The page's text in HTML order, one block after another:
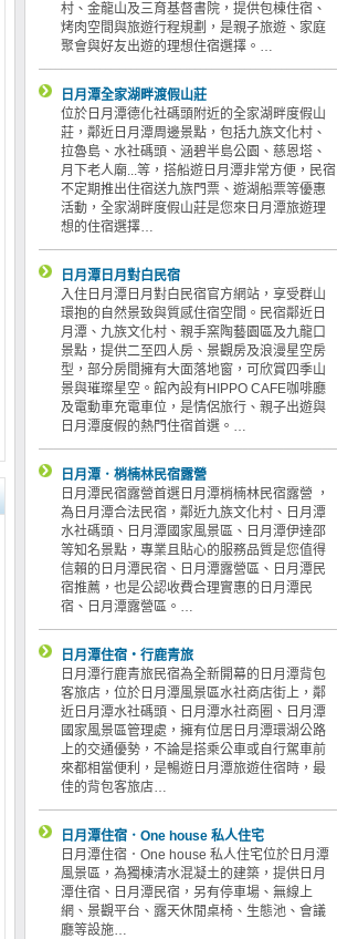
村、金龍山及三育基督書院，提供包棟住宿、
烤肉空間與旅遊行程規劃，是親子旅遊、家庭
聚會與好友出遊的理想住宿選擇。…
日月潭全家湖畔渡假山莊
位於日月潭德化社碼頭附近的全家湖畔度假山
莊，鄰近日月潭周邊景點，包括九族文化村、
拉魯島、水社碼頭、涵碧半島公園、慈恩塔、
月下老人廟...等，搭船遊日月潭非常方便，民宿
不定期推出住宿送九族門票、遊湖船票等優惠
活動，全家湖畔度假山莊是您來日月潭旅遊理
想的住宿選擇…
日月潭日月對白民宿
入住日月潭日月對白民宿官方網站，享受群山
環抱的自然景致與質感住宿空間。民宿鄰近日
月潭、九族文化村、親手窯陶藝園區及九龍口
景點，提供二至四人房、景觀房及浪漫星空房
型，部分房間擁有大面落地窗，可欣賞四季山
景與璀璨星空。館內設有HIPPO CAFE咖啡廳
及電動車充電車位，是情侶旅行、親子出遊與
日月潭度假的熱門住宿首選。…
日月潭．梢楠林民宿露營
日月潭民宿露營首選日月潭梢楠林民宿露營 ，
為日月潭合法民宿，鄰近九族文化村、日月潭
水社碼頭、日月潭國家風景區、日月潭伊達邵
等知名景點，專業且貼心的服務品質是您值得
信賴的日月潭民宿、日月潭露營區、日月潭民
宿推薦，也是公認收費合理實惠的日月潭民
宿、日月潭露營區。…
日月潭住宿‧行鹿青旅
日月潭行鹿青旅民宿為全新開幕的日月潭背包
客旅店，位於日月潭風景區水社商店街上，鄰
近日月潭水社碼頭、日月潭水社商圈、日月潭
國家風景區管理處，擁有位居日月潭環湖公路
上的交通優勢，不論是搭乘公車或自行駕車前
來都相當便利，是暢遊日月潭旅遊住宿時，最
佳的背包客旅店…
日月潭住宿．One house 私人住宅
日月潭住宿．One house 私人住宅位於日月潭
風景區，為獨棟清水混凝土的建築，提供日月
潭住宿、日月潭民宿，另有停車場、無線上
網、景觀平台、露天休閒桌椅、生態池、會議
廳等設施…